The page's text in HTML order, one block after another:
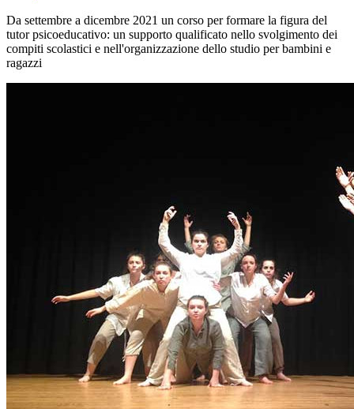
Da settembre a dicembre 2021 un corso per formare la figura del
tutor psicoeducativo: un supporto qualificato nello svolgimento dei
compiti scolastici e nell'organizzazione dello studio per bambini e
ragazzi